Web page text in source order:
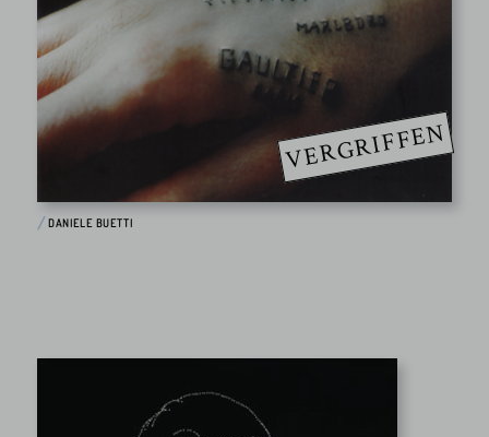
VERGRIFFEN
DANIELE BUETTI